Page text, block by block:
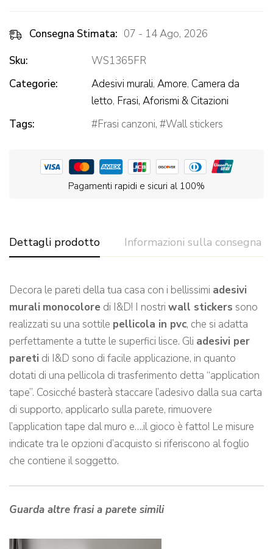
Consegna Stimata: 07 - 14 Ago, 2026
Sku:
WS1365FR
Categorie:
Adesivi murali, Amore, Camera da
letto, Frasi, Aforismi & Citazioni
Tags:
Frasi canzoni, Wall stickers
Pagamenti rapidi e sicuri al 100%
Dettagli prodotto Informazioni sulla consegna
Decora le pareti della tua casa con i bellissimi adesivi
murali monocolore di I&D! I nostri wall stickers sono
realizzati su una sottile pellicola in pvc, che si adatta
perfettamente a tutte le superfici lisce. Gli adesivi per
pareti di I&D sono di facile applicazione, in quanto
dotati di una pellicola di trasferimento detta “application
tape”. Cosicché basterà staccare l’adesivo dalla sua carta
di supporto, applicarlo sulla parete, rimuovere
l’application tape dal muro e….il gioco è fatto! Le misure
indicate tra le opzioni d’acquisto si riferiscono al foglio
che contiene il soggetto.
Guarda altre frasi a parete simili